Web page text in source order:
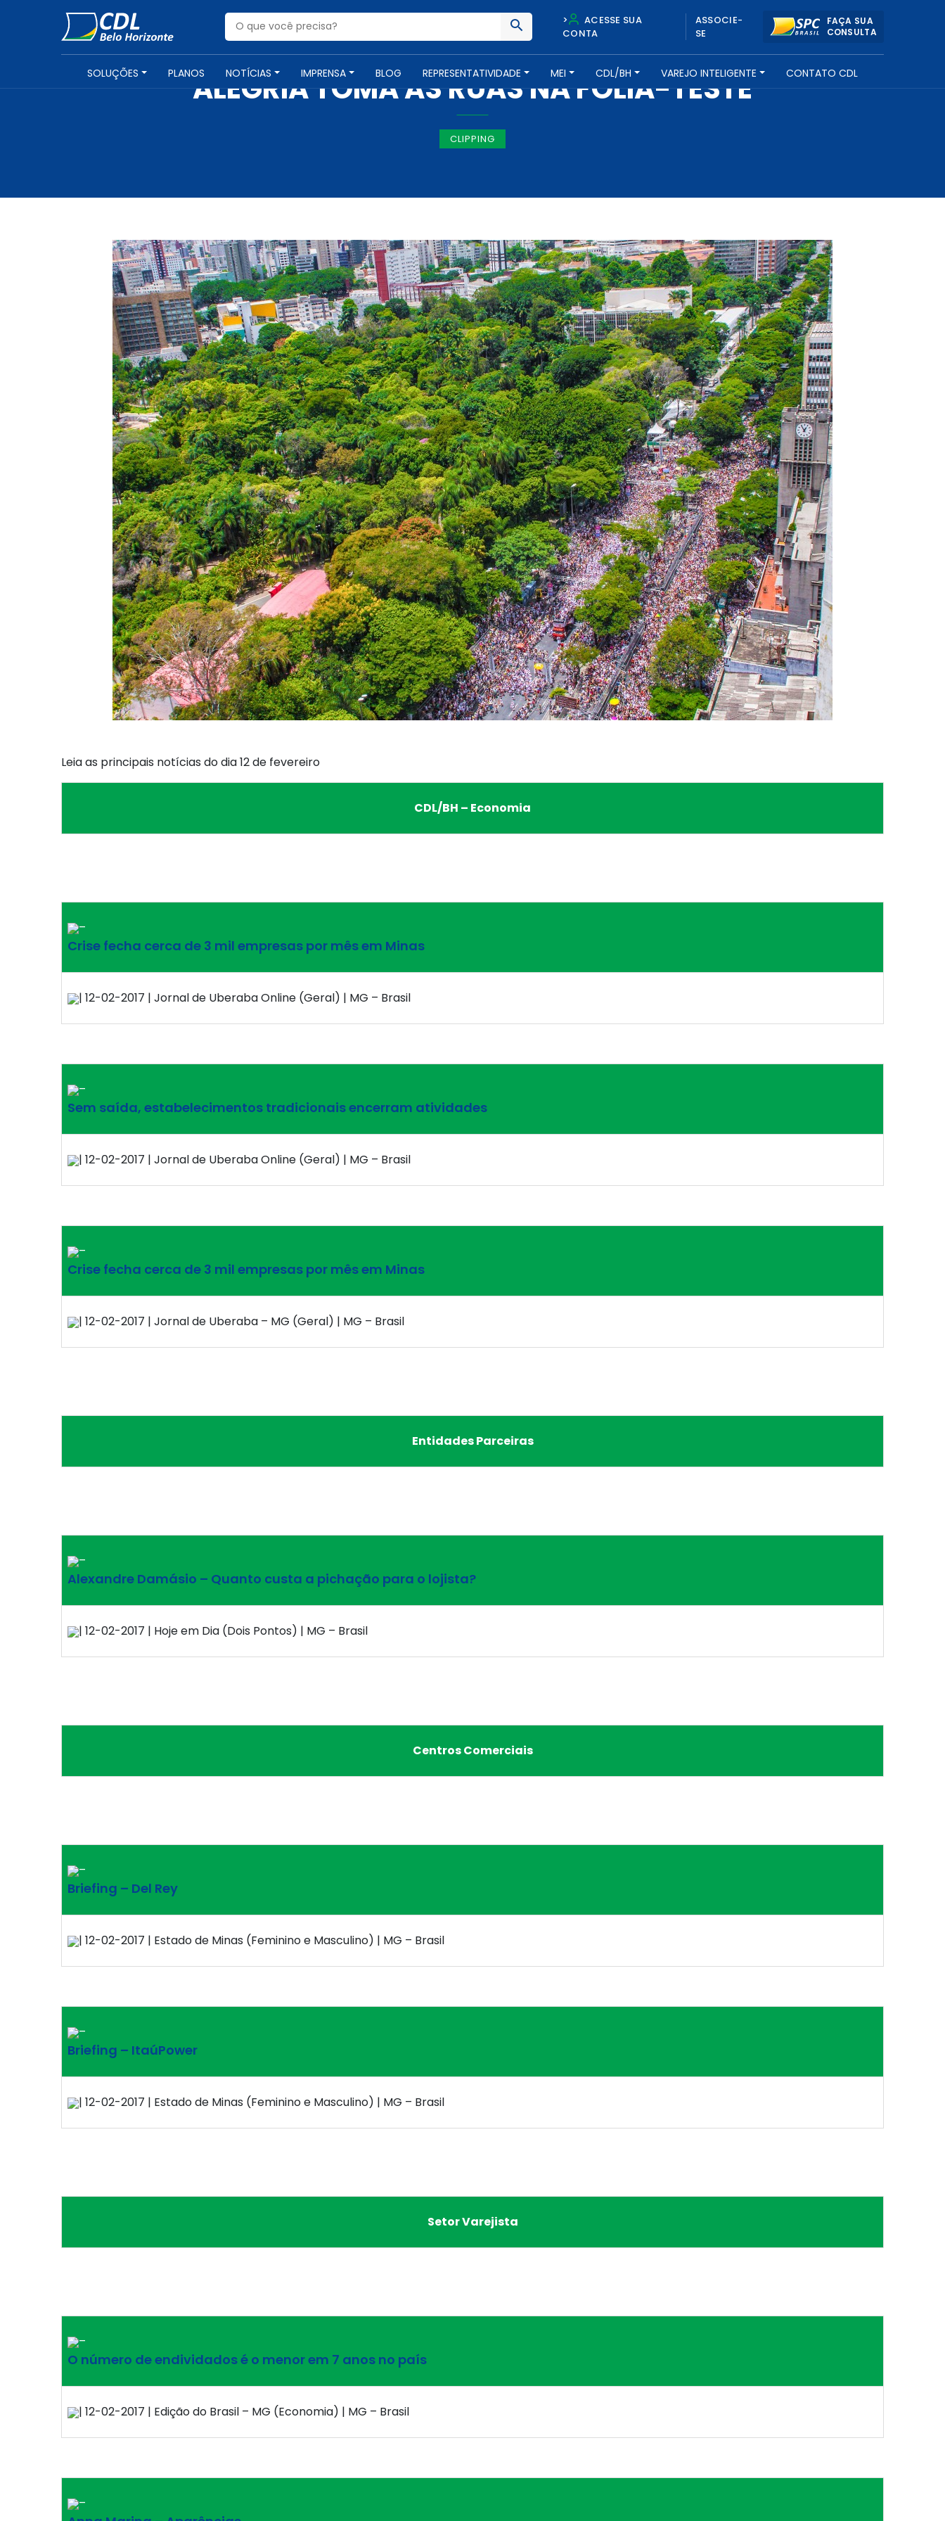
>
ACESSE SUA
CONTA
ASSOCIE-
SE
FAÇA SUA
CONSULTA
SOLUÇÕES PLANOS NOTÍCIAS IMPRENSA BLOG REPRESENTATIVIDADE MEI CDL/BH VAREJO INTELIGENTE CONTATO CDL
IMPRENSA -13 DE FEVEREIRO DE 2017
ALEGRIA TOMA AS RUAS NA FOLIA-TESTE
CLIPPING
Leia as principais notícias do dia 12 de fevereiro
CDL/BH – Economia
–
Crise fecha cerca de 3 mil empresas por mês em Minas
| 12-02-2017 | Jornal de Uberaba Online (Geral) | MG – Brasil
–
Sem saída, estabelecimentos tradicionais encerram atividades
| 12-02-2017 | Jornal de Uberaba Online (Geral) | MG – Brasil
–
Crise fecha cerca de 3 mil empresas por mês em Minas
| 12-02-2017 | Jornal de Uberaba – MG (Geral) | MG – Brasil
Entidades Parceiras
–
Alexandre Damásio – Quanto custa a pichação para o lojista?
| 12-02-2017 | Hoje em Dia (Dois Pontos) | MG – Brasil
Centros Comerciais
–
Briefing – Del Rey
| 12-02-2017 | Estado de Minas (Feminino e Masculino) | MG – Brasil
–
Briefing – ItaúPower
| 12-02-2017 | Estado de Minas (Feminino e Masculino) | MG – Brasil
Setor Varejista
–
O número de endividados é o menor em 7 anos no país
| 12-02-2017 | Edição do Brasil – MG (Economia) | MG – Brasil
–